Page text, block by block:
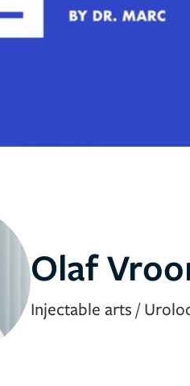
Olaf
Injectable arts /